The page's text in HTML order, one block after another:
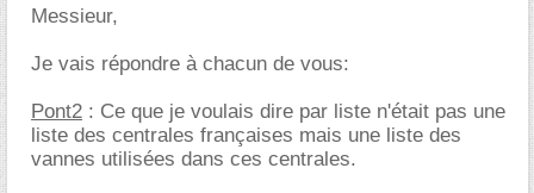
Messieur,
Je vais répondre à chacun de vous:
Pont2 : Ce que je voulais dire par liste n'était pas une
liste des centrales françaises mais une liste des
vannes utilisées dans ces centrales.